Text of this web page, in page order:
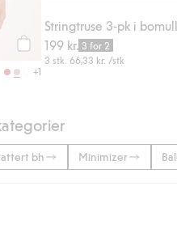
Legg til
+1
Stringtruse 3-pk i bomull
199 kr. 3 for 2
3 stk.66,33 kr. /stk
bh Minimizer